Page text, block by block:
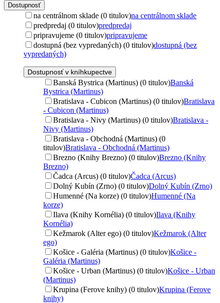
Dostupnosť
na centrálnom sklade (0 titulov)na centrálnom sklade
predpredaj (0 titulov)predpredaj
pripravujeme (0 titulov)pripravujeme
dostupná (bez vypredaných) (0 titulov)dostupná (bez
vypredaných)
Dostupnosť v kníhkupectve
Banská Bystrica (Martinus) (0 titulov)Banská
Bystrica (Martinus)
Bratislava - Cubicon (Martinus) (0 titulov)Bratislava
- Cubicon (Martinus)
Bratislava - Nivy (Martinus) (0 titulov)Bratislava -
Nivy (Martinus)
Bratislava - Obchodná (Martinus) (0
titulov)Bratislava - Obchodná (Martinus)
Brezno (Knihy Brezno) (0 titulov)Brezno (Knihy
Brezno)
Čadca (Arcus) (0 titulov)Čadca (Arcus)
Dolný Kubín (Zrno) (0 titulov)Dolný Kubín (Zrno)
Humenné (Na korze) (0 titulov)Humenné (Na
korze)
Ilava (Knihy Kornélia) (0 titulov)Ilava (Knihy
Kornélia)
Kežmarok (Alter ego) (0 titulov)Kežmarok (Alter
ego)
Košice - Galéria (Martinus) (0 titulov)Košice -
Galéria (Martinus)
Košice - Urban (Martinus) (0 titulov)Košice - Urban
(Martinus)
Krupina (Ferove knihy) (0 titulov)Krupina (Ferove
knihy)